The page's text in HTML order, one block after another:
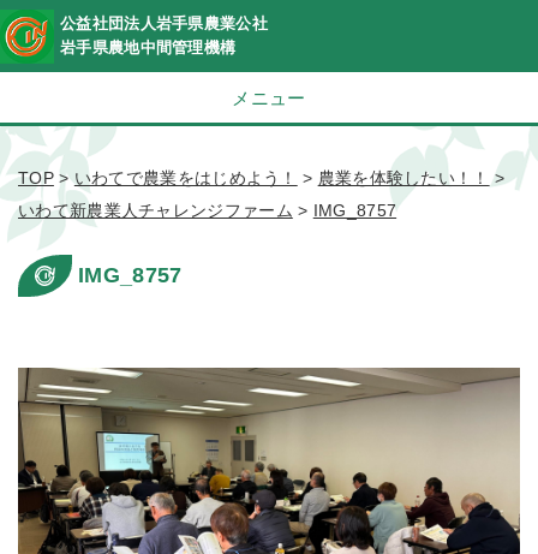
公益社団法人岩手県農業公社
岩手県農地中間管理機構
メニュー
TOP>いわてで農業をはじめよう！ > 農業を体験したい！！ >
いわて新農業人チャレンジファーム > IMG_8757
IMG_8757